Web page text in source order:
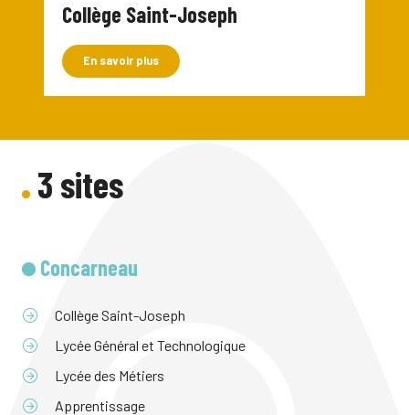
Collège Saint-Joseph
En savoir plus
3 sites
Concarneau
Collège Saint-Joseph
Lycée Général et Technologique
Lycée des Métiers
Apprentissage